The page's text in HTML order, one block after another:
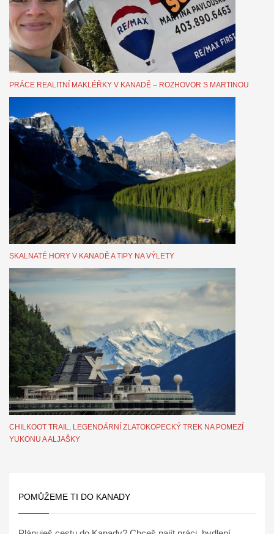
PRÁCE REALITNÍ MAKLÉŘKY V KANADĚ – ROZHOVOR S MARTINOU
SKALNATÉ HORY V KANADĚ A TIPY NA VÝLETY
CHILKOOT TRAIL, LEGENDÁRNÍ ZLATOKOPECKÝ TREK NA POMEZÍ
YUKONU A ALJAŠKY
POMŮŽEME TI DO KANADY